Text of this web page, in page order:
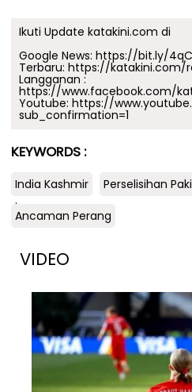
Ikuti Update katakini.com di
Google News: https://bit.ly/
Terbaru: https://katakini.com/
Langganan :
https://www.facebook.com/
Youtube: https://
sub_confirmation=1
KEYWORDS :
India Kashmir
Perselisihan
.
Ancaman Perang
VIDEO